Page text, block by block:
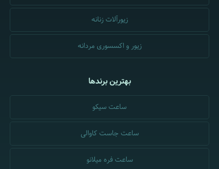
زیورآلات زنانه
زیور و اکسسوری مردانه
بهترین برندها
ساعت سیکو
ساعت جاست کاوالی
ساعت فره میلانو